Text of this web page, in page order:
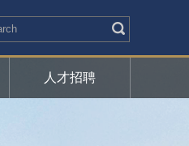
人才招聘